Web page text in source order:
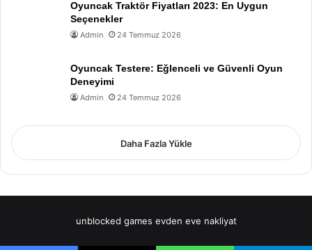
Oyuncak Traktör Fiyatları 2023: En Uygun
Seçenekler
Admin 24 Temmuz 2026
Oyuncak Testere: Eğlenceli ve Güvenli Oyun
Deneyimi
Admin 24 Temmuz 2026
Daha Fazla Yükle
unblocked games evden eve nakliyat